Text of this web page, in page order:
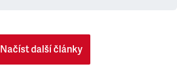
Načíst další články